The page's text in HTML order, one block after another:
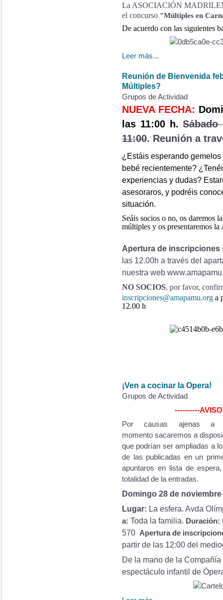
La ASOCIACIÓN
el concurso "Múltiples en
De acuerdo con las siguientes
Leer más...
Reunión de Bienvenida
Múltiples?
Grupos de Actividad
NUEVA FECHA:
las 11:00 h.Sábado
11:00. Reunión a
¿Estáis esperando
bebé recientemente?
experiencias y dudas?
asesoraros, y podréis
situación.
Seáis socios o no, os daremos
múltiples y os presentaremos la
Apertura de
las 12.00h a través del
nuestra web
NO SOCIOS, por favor,
inscripciones@amapamu.org a
12.00 h
¡Ven a cocinar la Opera!
Grupos de Actividad
----------
Por causas ajenas a
momento sacaremos a
que podrían ser ampliadas a
de las publicadas en un
apuntaros en lista de
totalidad de la entradas.
Domingo 28 de noviembre
Lugar: La esfera. Avda
a: Toda la familia. Duración:
570 Apertura de
partir de las 12:00 del
De la mano de la
espectáculo infantil de